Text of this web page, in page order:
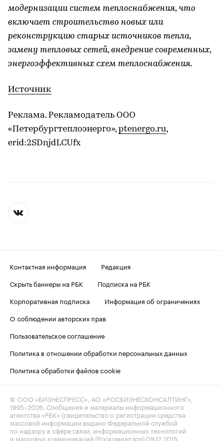
модернизации систем теплоснабжения, что
включает строительство новых или
реконструкцию старых источников тепла,
замену тепловых сетей, внедрение современных,
энергоэффективных схем теплоснабжения.
Источник
Реклама. Рекламодатель ООО
«Петербургтеплоэнерго»,ptenergo.ru,
erid:2SDnjdLCUfx
Контактная информация
Редакция
Скрыть баннеры на РБК
Подписка на РБК
Корпоративная подписка
Информация об ограничениях
О соблюдении авторских прав
Пользовательское соглашение
Политика в отношении обработки персональных данных
Политика обработки файлов cookie
© ООО «БИЗНЕСПРЕСС», АО «РОСБИЗНЕСКОНСАЛТИНГ»,
1995–2026 . Сообщения и материалы информационного
агентства «РБК» (свидетельство о регистрации средства
массовой информации выдано Федеральной службой
по надзору в сфере связи, информационных технологий
и массовых коммуникаций (Роскомнадзор) 09.12.2015